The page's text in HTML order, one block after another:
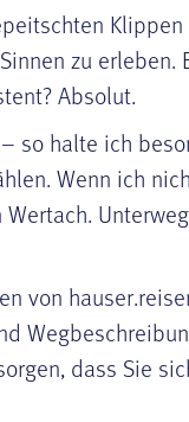
zu erleben.
Absolut.
so halte ich
Wenn ich
von
dass Sie